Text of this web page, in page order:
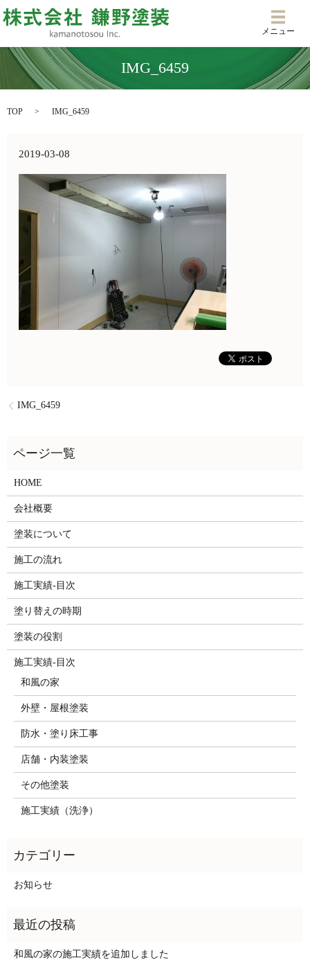
メニ
メニュー
IMG_6459
TOP IMG_6459
2019-03-08
IMG_6459
HOME
会社概要
塗装について
施工の流れ
施工実績-目次
塗り替えの時期
塗装の役割
施工実績-目次
和風の家
外壁・屋根塗装
防水・塗り床工事
店舗・内装塗装
その他塗装
施工実績（洗浄）
お知らせ
和風の家の施工実績を追加しました